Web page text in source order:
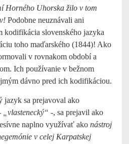
Horného Uhorska žilo v tom
Podobne neuznávali ani
kodifikácia slovenského jazyka
toho maďarského (1844)! Ako
v rovnakom období a
Ich používanie v bežnom
dávno pred ich kodifikáciou.
jazyk sa prejavoval ako
„vlastenecký“ -, sa prejavil ako
naplno využívať ako nástroj
v celej Karpatskej